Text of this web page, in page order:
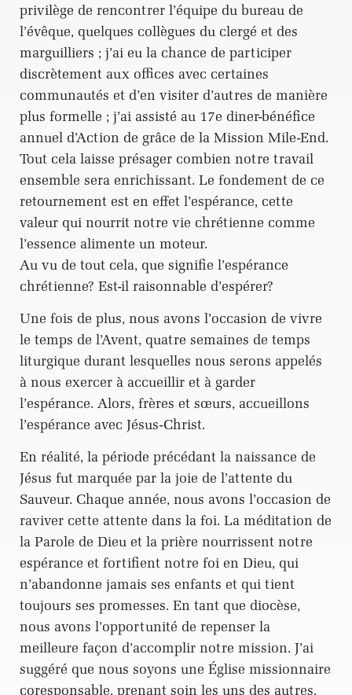
privilège de rencontrer l’équipe du bureau de
l’évêque, quelques collègues du clergé et des
marguilliers ; j’ai eu la chance de participer
discrètement aux offices avec certaines
communautés et d’en visiter d’autres de manière
plus formelle ; j’ai assisté au 17e diner-bénéfice
annuel d’Action de grâce de la Mission Mile-End.
Tout cela laisse présager combien notre travail
ensemble sera enrichissant. Le fondement de ce
retournement est en effet l’espérance, cette
valeur qui nourrit notre vie chrétienne comme
l’essence alimente un moteur.
Au vu de tout cela, que signifie l’espérance
chrétienne? Est-il raisonnable d’espérer?
Une fois de plus, nous avons l’occasion de vivre
le temps de l’Avent, quatre semaines de temps
liturgique durant lesquelles nous serons appelés
à nous exercer à accueillir et à garder
l’espérance. Alors, frères et sœurs, accueillons
l’espérance avec Jésus-Christ.
En réalité, la période précédant la naissance de
Jésus fut marquée par la joie de l’attente du
Sauveur. Chaque année, nous avons l’occasion de
raviver cette attente dans la foi. La méditation de
la Parole de Dieu et la prière nourrissent notre
espérance et fortifient notre foi en Dieu, qui
n’abandonne jamais ses enfants et qui tient
toujours ses promesses. En tant que diocèse,
nous avons l’opportunité de repenser la
meilleure façon d’accomplir notre mission. J’ai
suggéré que nous soyons une Église missionnaire
coresponsable, prenant soin les uns des autres,